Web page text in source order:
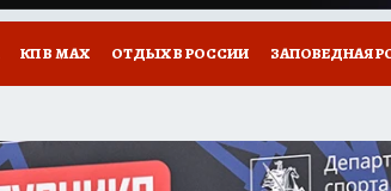
КП В МАХ ОТДЫХ В РОССИИ ЗАПОВЕДНАЯ